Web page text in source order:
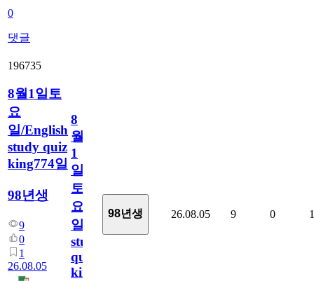
0
댓글
196735
8월1일토
요
일/English
study quiz
king774일
98년생
9
0
1
26.08.05
8
월
1
일
토
요
일/English
study
quiz
king774
98년생 26.08.05 9 0 1